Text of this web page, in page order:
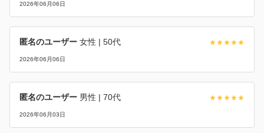
2026年06月06日
匿名のユーザー 女性 | 50代
2026年06月06日
匿名のユーザー 男性 | 70代
2026年06月03日